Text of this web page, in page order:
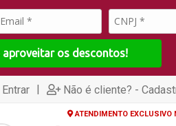
aproveitar os descontos!
| Não é cliente? -
ATENDIMENTO EXCLUSIVO